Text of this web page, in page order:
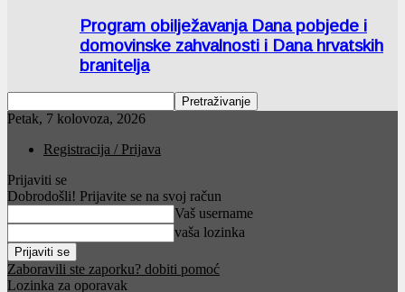
Program obilježavanja Dana pobjede i
domovinske zahvalnosti i Dana hrvatskih
branitelja
Petak, 7 kolovoza, 2026
Registracija / Prijava
Prijaviti se
Dobrodošli! Prijavite se na svoj račun
Vaš username
vaša lozinka
Zaboravili ste zaporku? dobiti pomoć
Lozinka za oporavak